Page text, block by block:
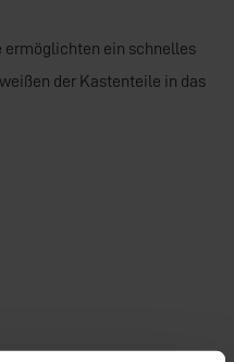
ermöglichten ein schnelles
der Kastenteile in das